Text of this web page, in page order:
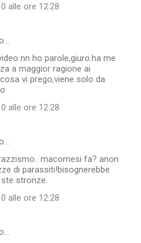
alle ore 12:28
nn ho parole,giuro.ha me
a maggior ragione ai
vi prego,viene solo da
alle ore 12:28
macomesi fa? anon
di parassiti!bisognerebbe
stronze.
alle ore 12:28